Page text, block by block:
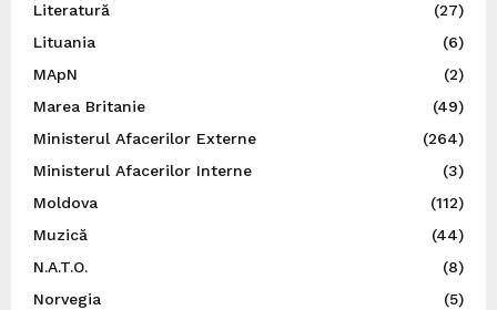
Literatură
(27)
Lituania
(6)
MApN
(2)
Marea Britanie
(49)
Ministerul Afacerilor Externe
(264)
Ministerul Afacerilor Interne
(3)
Moldova
(112)
Muzică
(44)
N.A.T.O.
(8)
Norvegia
(5)